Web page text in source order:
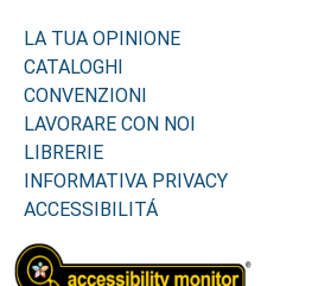
LA TUA OPINIONE
CATALOGHI
CONVENZIONI
LAVORARE CON NOI
LIBRERIE
INFORMATIVA PRIVACY
ACCESSIBILITÁ